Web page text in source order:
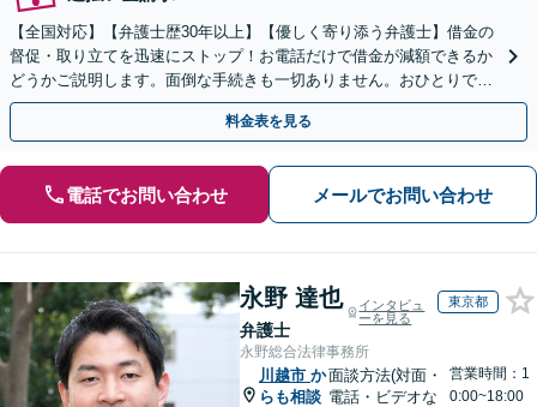
【全国対応】【弁護士歴30年以上】【優しく寄り添う弁護士】借金の
督促・取り立てを迅速にストップ！お電話だけで借金が減額できるか
どうかご説明します。面倒な手続きも一切ありません。おひとりで悩
まず、お気軽にご相談ください。【電話相談可】
料金表を見る
電話でお問い合わせ メールでお問い合わせ
永野 達也
弁護士
インタビュ
ーを見る
東京都
永野総合法律事務所
川越市 か
らも相談
面談方法(対面・
電話・ビデオな
営業時間：1
0:00~18:00